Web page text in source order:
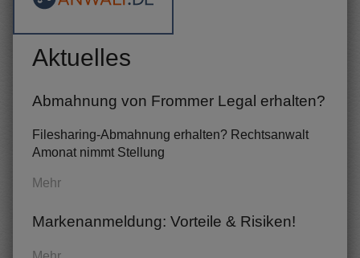
Aktuelles
Abmahnung von Frommer Legal erhalten?
Filesharing-Abmahnung erhalten? Rechtsanwalt
Amonat nimmt Stellung
Mehr
Markenanmeldung: Vorteile & Risiken!